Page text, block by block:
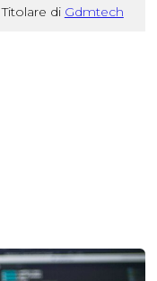
Titolare di Gdmtech